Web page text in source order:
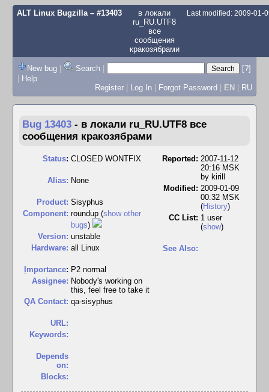
ALT Linux Bugzilla– #13403
в локали
ru_RU.UTF8
все
сообщения
кракозябрами
Last modified: 2009-01-
New bug | Search |
[?]
| Help
Register | Log In | Forgot Password | EN | RU
Bug 13403 - в локали ru_RU.UTF8 все
сообщения кракозябрами
Status: CLOSED WONTFIX
Alias: None
Product: Sisyphus
Component: roundup (show other
bugs)
Version: unstable
Hardware: all Linux
mportance: P2 normal
Assignee: Nobody's working on
this, feel free to take it
QA Contact: qa-sisyphus
URL:
Keywords:
Depends
on:
Blocks:
Reported: 2007-11-12
20:16 MSK
by kirill
Modified: 2009-01-09
00:32 MSK
(History)
CC List: 1 user
(show)
See Also: